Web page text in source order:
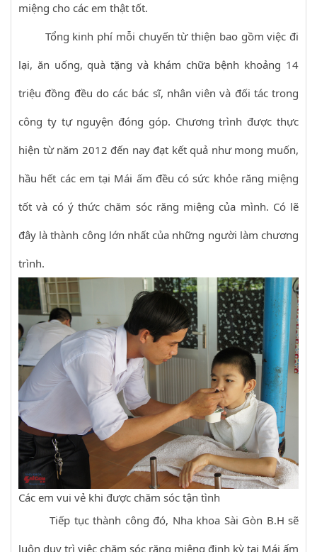
miệng cho các em thật tốt.
Tổng kinh phí mỗi chuyến từ thiện bao gồm việc đi
lại, ăn uống, quà tặng và khám chữa bệnh khoảng 14
triệu đồng đều do các bác sĩ, nhân viên và đối tác trong
công ty tự nguyện đóng góp. Chương trình được thực
hiện từ năm 2012 đến nay đạt kết quả như mong muốn,
hầu hết các em tại Mái ấm đều có sức khỏe răng miệng
tốt và có ý thức chăm sóc răng miệng của mình. Có lẽ
đây là thành công lớn nhất của những người làm chương
trình.
Các em vui vẻ khi được chăm sóc tận tình
Tiếp tục thành công đó, Nha khoa Sài Gòn B.H sẽ
luôn duy trì việc chăm sóc răng miệng định kỳ tại Mái ấm